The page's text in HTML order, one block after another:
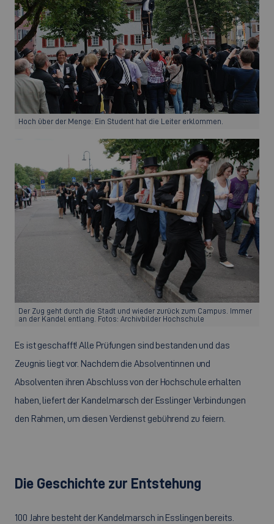
Hoch über der Menge: Ein Student hat die Leiter erklommen.
Der Zug geht durch die Stadt und wieder zurück zum Campus. Immer
an der Kandel entlang. Fotos: Archivbilder Hochschule
Es ist geschafft! Alle Prüfungen sind bestanden und das
Zeugnis liegt vor. Nachdem die Absolventinnen und
Absolventen ihren Abschluss von der Hochschule erhalten
haben, liefert der Kandelmarsch der Esslinger Verbindungen
den Rahmen, um diesen Verdienst gebührend zu feiern.
Die Geschichte zur Entstehung
100 Jahre besteht der Kandelmarsch in Esslingen bereits.